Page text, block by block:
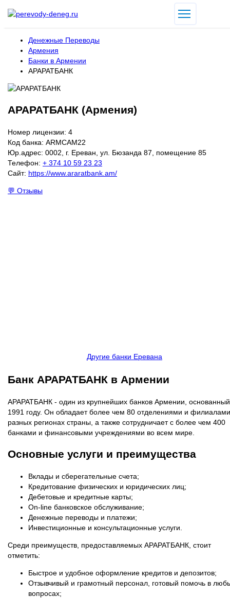
Денежные Переводы
Армения
Банки в Армении
АРАРАТБАНК
АРАРАТБАНК (Армения)
Номер лицензии: 4
Код банка: ARMCAM22
Юр.адрес: 0002, г. Ереван, ул. Бюзанда 87, помещение 85
Телефон: + 374 10 59 23 23
Сайт: https://www.araratbank.am/
💬 Отзывы
Другие банки Еревана
Банк АРАРАТБАНК в Армении
АРАРАТБАНК - один из крупнейших банков Армении,
1991 году. Он обладает более чем 80 отделениями и
разных регионах страны, а также сотрудничает с более чем 400
банками и финансовыми учреждениями во всем мире.
Основные услуги и преимущества
Вклады и сберегательные счета;
Кредитование физических и юридических лиц;
Дебетовые и кредитные карты;
On-line банковское обслуживание;
Денежные переводы и платежи;
Инвестиционные и консультационные услуги.
Среди преимуществ, предоставляемых АРАРАТБАНК, стоит
отметить:
Быстрое и удобное оформление кредитов и депозитов;
Отзывчивый и грамотный персонал, готовый помочь в
вопросах;